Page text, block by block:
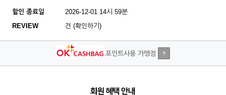
할인 종료일
2026-12-01 14시 59분
REVIEW
건 (확인하기)
포인트사용 가맹점 ?